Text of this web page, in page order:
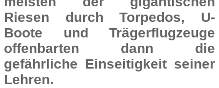
Riesen durch Torpedos, U-
Boote und Trägerflugzeuge
offenbarten dann die
gefährliche Einseitigkeit seiner
Lehren.